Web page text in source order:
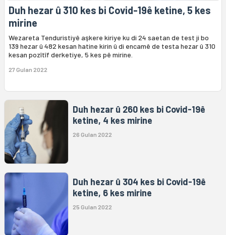
Duh hezar û 310 kes bi Covid-19ê ketine, 5 kes
mirine
Wezareta Tenduristiyê aşkere kiriye ku di 24 saetan de test ji bo
139 hezar û 482 kesan hatine kirin û di encamê de testa hezar û 310
kesan pozîtîf derketiye, 5 kes pê mirine.
27 Gulan 2022
Duh hezar û 260 kes bi Covid-19ê
ketine, 4 kes mirine
26 Gulan 2022
Duh hezar û 304 kes bi Covid-19ê
ketine, 6 kes mirine
25 Gulan 2022